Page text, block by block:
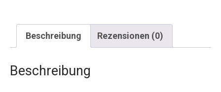
Beschreibung Rezensionen (0)
Beschreibung